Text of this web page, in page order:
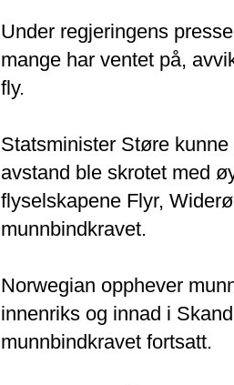
Under regjeringens
mange har ventet på,
fly.
Statsminister Støre
avstand ble skrotet med
flyselskapene Flyr,
munnbindkravet.
Norwegian opphever
innenriks og innad i
munnbindkravet fortsatt.